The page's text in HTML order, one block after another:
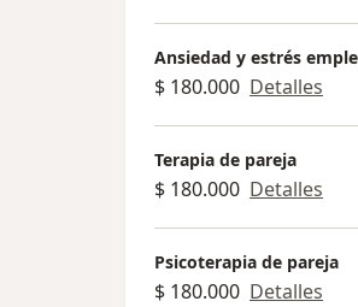
Ansiedad y estrés
$ 180.000 Detalles
Terapia de pareja
$ 180.000 Detalles
Psicoterapia de pareja
$ 180.000 Detalles